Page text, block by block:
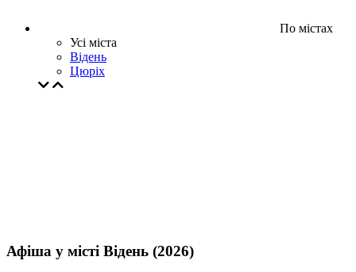
По містах
Усі міста
Відень
Цюрiх
Афіша у місті Відень (2026)